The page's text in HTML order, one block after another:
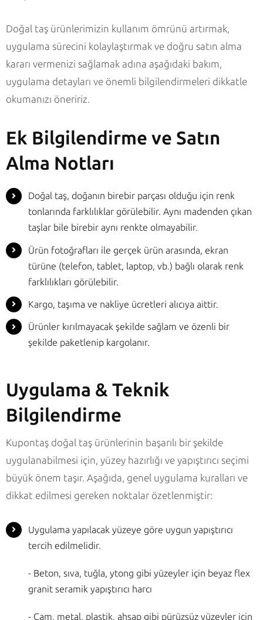
Doğal taş ürünlerimizin kullanım ömrünü artırmak,
uygulama sürecini kolaylaştırmak ve doğru satın alma
kararı vermenizi sağlamak adına aşağıdaki bakım,
uygulama detayları ve önemli bilgilendirmeleri dikkatle
okumanızı öneririz.
Ek Bilgilendirme ve Satın
Alma Notları
Doğal taş, doğanın birebir parçası olduğu için renk
tonlarında farklılıklar görülebilir. Aynı madenden çıkan
taşlar bile birebir aynı renkte olmayabilir.
Ürün fotoğrafları ile gerçek ürün arasında, ekran
türüne (telefon, tablet, laptop, vb.) bağlı olarak renk
farklılıkları görülebilir.
Kargo, taşıma ve nakliye ücretleri alıcıya aittir.
Ürünler kırılmayacak şekilde sağlam ve özenli bir
şekilde paketlenip kargolanır.
Uygulama & Teknik
Bilgilendirme
Kupontaş doğal taş ürünlerinin başarılı bir şekilde
uygulanabilmesi için, yüzey hazırlığı ve yapıştırıcı seçimi
büyük önem taşır. Aşağıda, genel uygulama kuralları ve
dikkat edilmesi gereken noktalar özetlenmiştir:
Uygulama yapılacak yüzeye göre uygun yapıştırıcı
tercih edilmelidir.
- Beton, sıva, tuğla, ytong gibi yüzeyler için beyaz flex
granit seramik yapıştırıcı harcı
- Cam, metal, plastik, ahşap gibi pürüzsüz yüzeyler için